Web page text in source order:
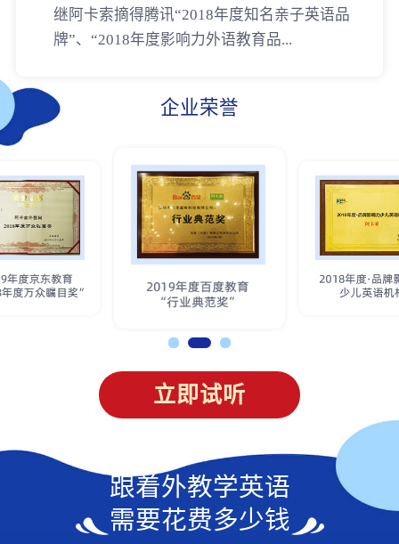
继阿卡索摘得腾讯“2018年度知名亲子英语品
牌”、“2018年度影响力外语教育品...
企业荣誉
立即试听
跟着外教学英语
需要花费多少钱